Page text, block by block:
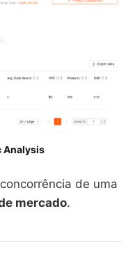
Analysis
de uma
mercado.